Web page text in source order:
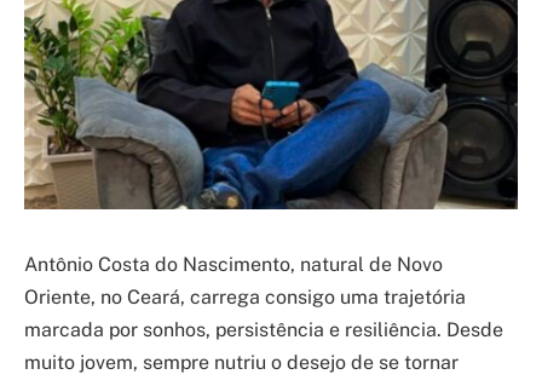
Antônio Costa do Nascimento, natural de Novo
Oriente, no Ceará, carrega consigo uma trajetória
marcada por sonhos, persistência e resiliência. Desde
muito jovem, sempre nutriu o desejo de se tornar